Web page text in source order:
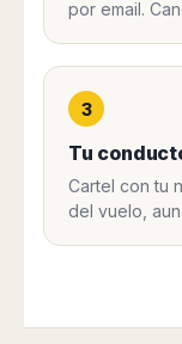
Dresden
Düsseldorf
Frankfurt
Nürnberg
Hannover
Leipzig
Bremen
Munich
Graz
Harbin
Jinan
Nanjing
Qingdao
Shanghai
Shenyang
Shenzhen
Tianjin
Townsville
Darwin
Japan
Tokyo
Kobe
Okazaki
India
Aurangabad
Bangalore
Belagavi
Bhubaneswar
Rio
de
Janeiro
Porto
Curitiba
por email.
3
Tu
Cartel con tu
del vuelo,